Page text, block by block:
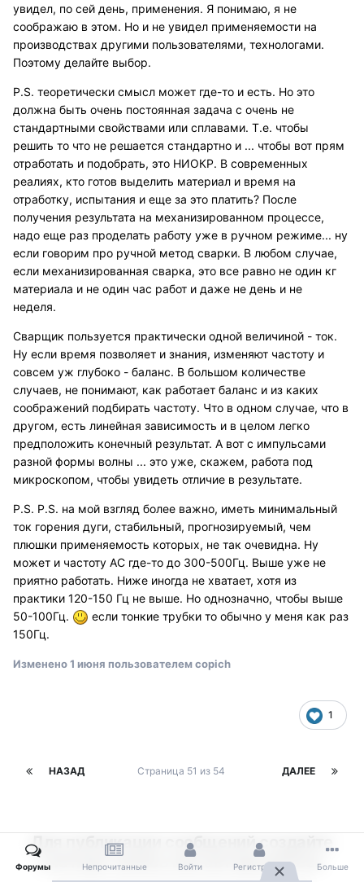
увидел, по сей день, применения. Я понимаю, я не
соображаю в этом. Но и не увидел применяемости на
производствах другими пользователями, технологами.
Поэтому делайте выбор.
P.S. теоретически смысл может где-то и есть. Но это
должна быть очень постоянная задача с очень не
стандартными свойствами или сплавами. Т.е. чтобы
решить то что не решается стандартно и ... чтобы вот прям
отработать и подобрать, это НИОКР. В современных
реалиях, кто готов выделить материал и время на
отработку, испытания и еще за это платить? После
получения результата на механизированном процессе,
надо еще раз проделать работу уже в ручном режиме... ну
если говорим про ручной метод сварки. В любом случае,
если механизированная сварка, это все равно не один кг
материала и не один час работ и даже не день и не
неделя.
Сварщик пользуется практически одной величиной - ток.
Ну если время позволяет и знания, изменяют частоту и
совсем уж глубоко - баланс. В большом количестве
случаев, не понимают, как работает баланс и из каких
соображений подбирать частоту. Что в одном случае, что в
другом, есть линейная зависимость и в целом легко
предположить конечный результат. А вот с импульсами
разной формы волны ... это уже, скажем, работа под
микроскопом, чтобы увидеть отличие в результате.
P.S. P.S. на мой взгляд более важно, иметь минимальный
ток горения дуги, стабильный, прогнозируемый, чем
плюшки применяемость которых, не так очевидна. Ну
может и частоту АС где-то до 300-500Гц. Выше уже не
приятно работать. Ниже иногда не хватает, хотя из
практики 120-150 Гц не выше. Но однозначно, чтобы выше
50-100Гц.
если тонкие трубки то обычно у меня как раз
150Гц.
Изменено1 июня пользователем copich
1
НАЗАД ДАЛЕЕ
Страница 51 из 54
Для публикации сообщений создайте
учётную запись или авторизуйтесь
Форумы Непрочитанные Войти Регистрация Больше